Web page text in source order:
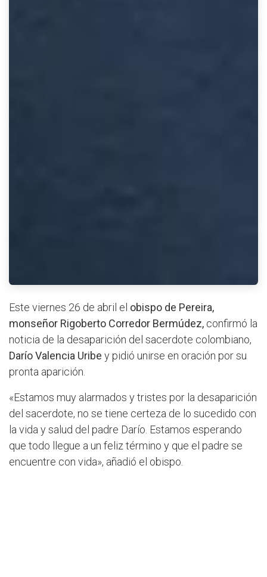
Este viernes 26 de abril el obispo de Pereira,
monseñor Rigoberto Corredor Bermúdez, confirmó la
noticia de la desaparición del sacerdote colombiano,
Darío Valencia Uribe y pidió unirse en oración por su
pronta aparición.
«Estamos muy alarmados y tristes por la desaparición
del sacerdote, no se tiene certeza de lo sucedido con
la vida y salud del padre Darío. Estamos esperando
que todo llegue a un feliz término y que el padre se
encuentre con vida», añadió el obispo.